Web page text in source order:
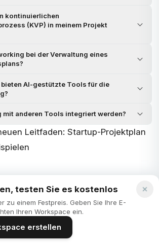
kontinuierlichen
(KVP) in meinem Projekt
bei der Verwaltung eines
AI-gestützte Tools für die
mit anderen Tools integriert werden?
Leitfaden: Startup-Projektplan
testen Sie es kostenlos
zu einem Festpreis. Geben Sie Ihre E-
Ihren Workspace ein.
erstellen